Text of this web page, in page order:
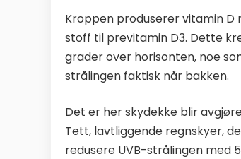
Kroppen produserer vitamin
stoff til previtamin D3. Dette
grader over horisonten, noe
strålingen faktisk når bakken.
Det er her skydekke blir
Tett, lavtliggende regnskyer,
redusere UVB-strålingen med